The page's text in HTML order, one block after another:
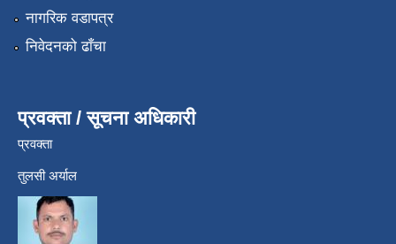
नागरिक वडापत्र
निवेदनको ढाँचा
प्रवक्ता / सूचना अधिकारी
प्रवक्ता
तुलसी अर्याल